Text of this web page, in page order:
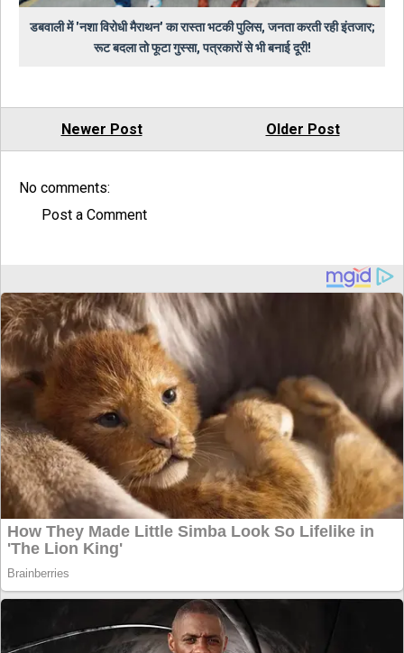
डबवाली में 'नशा विरोधी मैराथन' का रास्ता भटकी पुलिस, जनता करती रही इंतजार;
रूट बदला तो फूटा गुस्सा, पत्रकारों से भी बनाई दूरी!
Newer Post Older Post
No comments:
Post a Comment